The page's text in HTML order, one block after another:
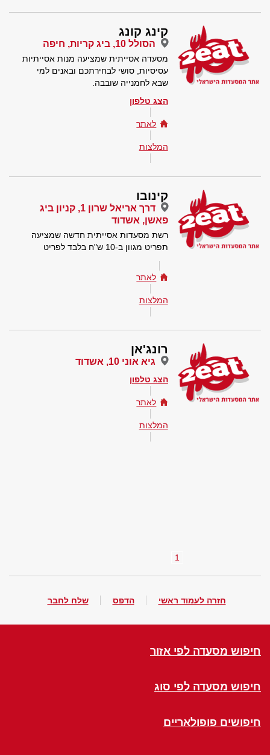
קינג קונג
הסולל 10, ביג קריות, חיפה
מסעדה אסייתית שמציעה מנות אסייתיות
עסיסיות, סושי לבחירתכם ובאנים למי
שבא לחמנייה שובבה.
הצג טלפון
לאתר
המלצות
קינובו
דרך אריאל שרון 1, קניון ביג
פאשן, אשדוד
רשת מסעדות אסייתית חדשה שמציעה
תפריט מגוון ב-10 ש"ח בלבד לפריט
לאתר
המלצות
רונג'אן
גיא אוני 10, אשדוד
הצג טלפון
לאתר
המלצות
1
חזרה לעמוד ראשי הדפס שלח לחבר
חיפוש מסעדה לפי אזור
חיפוש מסעדה לפי סוג
חיפושים פופולאריים